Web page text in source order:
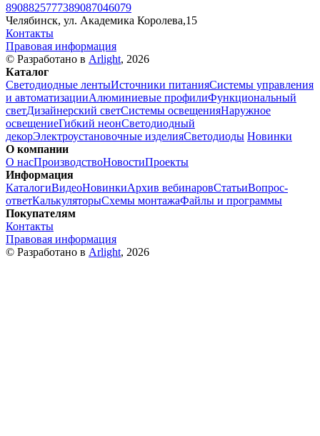
8908825777389087046079
Челябинск, ул. Академика Королева,15
Контакты
Правовая информация
© Разработано в Arlight, 2026
Каталог
Светодиодные лентыИсточники питанияСистемы управления
и автоматизацииАлюминиевые профилиФункциональный
светДизайнерский светСистемы освещенияНаружное
освещениеГибкий неонСветодиодный
декорЭлектроустановочные изделияСветодиоды Новинки
О компании
О насПроизводствоНовостиПроекты
Информация
КаталогиВидеоНовинкиАрхив вебинаровСтатьиВопрос-
ответКалькуляторыСхемы монтажаФайлы и программы
Покупателям
Контакты
Правовая информация
© Разработано в Arlight, 2026